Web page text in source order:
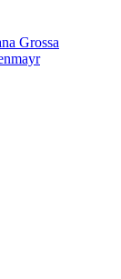
Grossa